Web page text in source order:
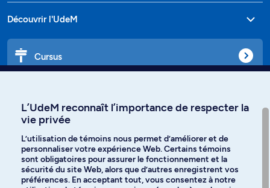
Découvrir l'UdeM
Cursus
Langues
L’UdeM reconnaît l’importance de respecter la
vie privée
L’utilisation de témoins nous permet d’améliorer et de
personnaliser votre expérience Web. Certains témoins
sont obligatoires pour assurer le fonctionnement et la
sécurité du site Web, alors que d’autres enregistrent vos
préférences. En acceptant tout, vous consentez à notre